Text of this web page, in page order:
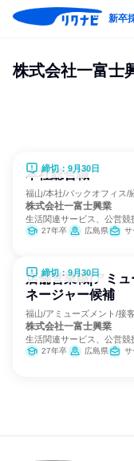
新卒
株式会社一富士
締切：9月30日
本社総合職
福山/本社/バックオフィス/
株式会社一富士興業
生活関連サービス、公営
27年卒 広島県 サ
締切：9月30日
店舗営業職|アミ
ネージャー候補
福山/アミューズメント/接
株式会社一富士興業
生活関連サービス、公営
27年卒 広島県 サ